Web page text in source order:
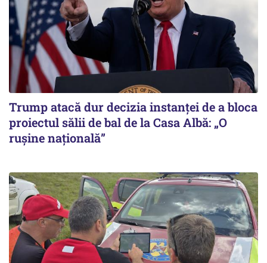
Trump atacă dur decizia instanţei de a bloca
proiectul sălii de bal de la Casa Albă: „O
ruşine naţională”